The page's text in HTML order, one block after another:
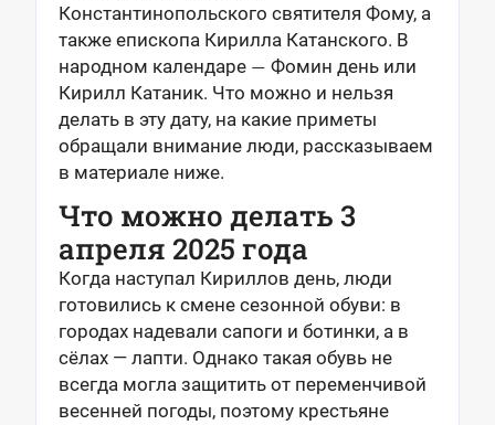
Константинопольского святителя Фому, а
также епископа Кирилла Катанского. В
народном календаре — Фомин день или
Кирилл Катаник. Что можно и нельзя
делать в эту дату, на какие приметы
обращали внимание люди, рассказываем
в материале ниже.
Что можно делать 3
апреля 2025 года
Когда наступал Кириллов день, люди
готовились к смене сезонной обуви: в
городах надевали сапоги и ботинки, а в
сёлах — лапти. Однако такая обувь не
всегда могла защитить от переменчивой
весенней погоды, поэтому крестьяне